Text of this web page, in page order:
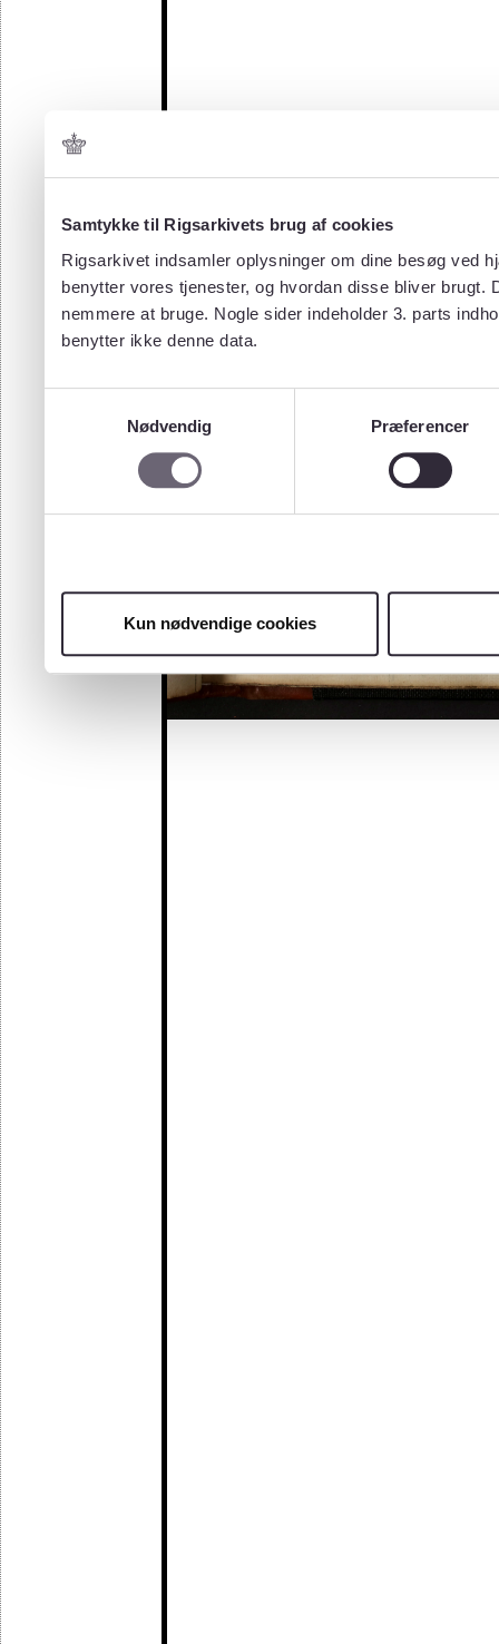
Samtykke til Rigsarkivets brug af cookies
Rigsarkivet indsamler oplysninger om dine besøg ved
benytter vores tjenester, og hvordan disse bliver
nemmere at bruge. Nogle sider indeholder 3. parts
benytter ikke denne data.
Nødvendig
Præferencer
Kun nødvendige cookies